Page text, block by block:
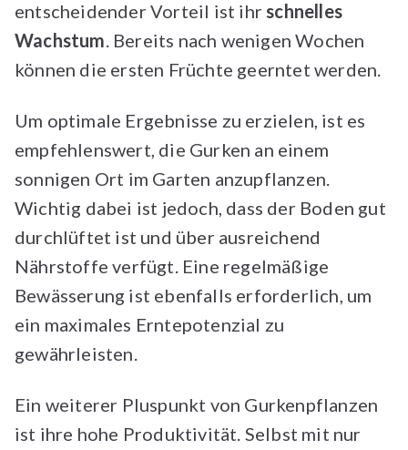
entscheidender Vorteil ist ihr schnelles
Wachstum . Bereits nach wenigen Wochen
können die ersten Früchte geerntet werden.
Um optimale Ergebnisse zu erzielen, ist es
empfehlenswert, die Gurken an einem
sonnigen Ort im Garten anzupflanzen.
Wichtig dabei ist jedoch, dass der Boden gut
durchlüftet ist und über ausreichend
Nährstoffe verfügt. Eine regelmäßige
Bewässerung ist ebenfalls erforderlich, um
ein maximales Erntepotenzial zu
gewährleisten.
Ein weiterer Pluspunkt von Gurkenpflanzen
ist ihre hohe Produktivität. Selbst mit nur